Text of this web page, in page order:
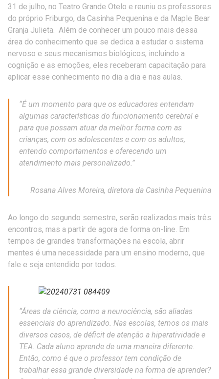
31 de julho, no Teatro Grande Otelo e reuniu os professores
do próprio Friburgo, da Casinha Pequenina e da Maple Bear
Granja Julieta. Além de conhecer um pouco mais dessa
área do conhecimento que se dedica a estudar o sistema
nervoso e seus mecanismos biológicos, incluindo a
cognição e as emoções, eles receberam capacitação para
aplicar esse conhecimento no dia a dia e nas aulas.
“É um momento para que os educadores entendam
algumas características do funcionamento cerebral e
para que possam atuar da melhor forma com as
crianças, com os adolescentes e com os adultos,
entendo comportamentos e oferecendo um
atendimento mais personalizado.”
Rosana Alves Moreira, diretora da Casinha Pequenina
Ao longo do segundo semestre, serão realizados mais três
encontros, mas a partir de agora de forma on-line. Em
tempos de grandes transformações na escola, abrir
mentes é uma necessidade para um ensino moderno, que
fale e seja entendido por todos.
“Áreas da ciência, como a neurociência, são aliadas
essenciais do aprendizado. Nas escolas, temos os mais
diversos casos, de déficit de atenção a hiperatividade e
TEA. Cada aluno aprende de uma maneira diferente.
Então, como é que o professor tem condição de
trabalhar essa grande diversidade na forma de aprender?